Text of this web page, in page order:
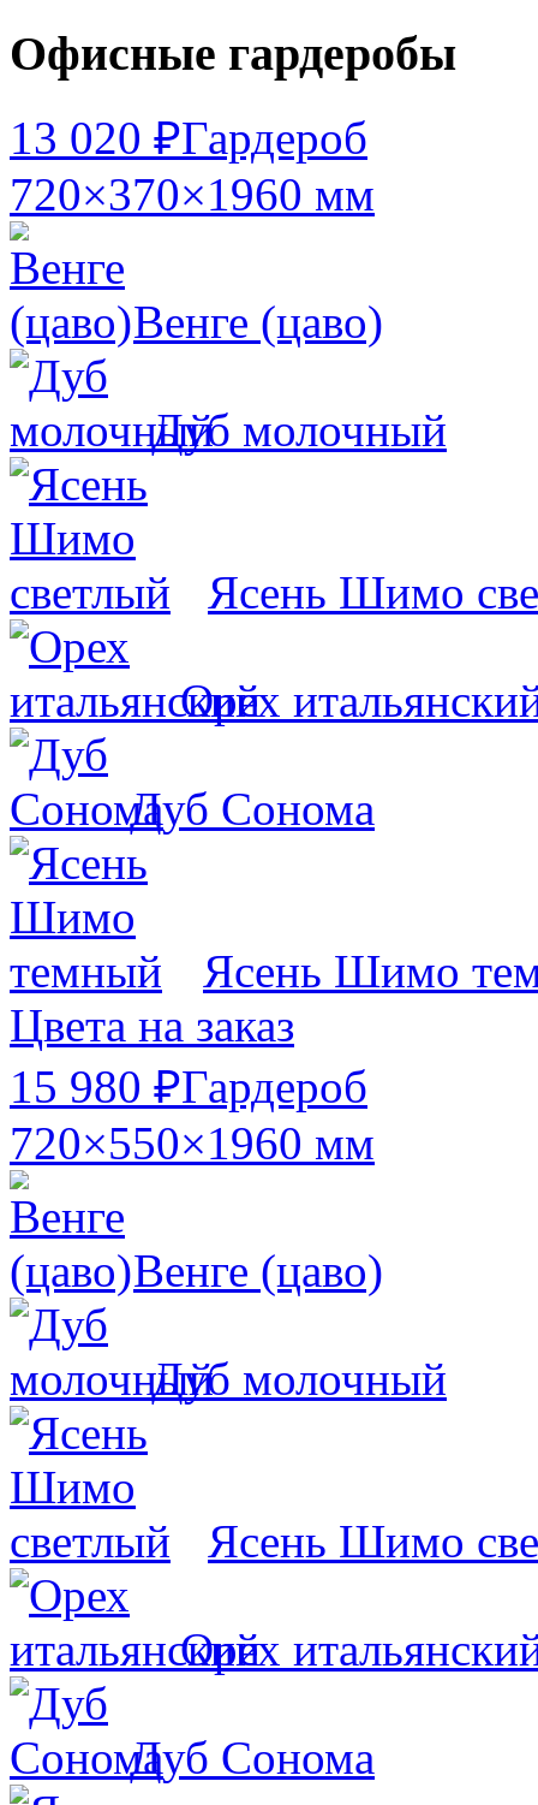
Офисные гардеробы
13 020 ₽Гардероб
720×370×1960 мм
Венге (цаво)
Дуб молочный
Ясень Шимо
Орех
Дуб Сонома
Ясень Шимо
Цвета на заказ
15 980 ₽Гардероб
720×550×1960 мм
Венге (цаво)
Дуб молочный
Ясень Шимо
Орех
Дуб Сонома